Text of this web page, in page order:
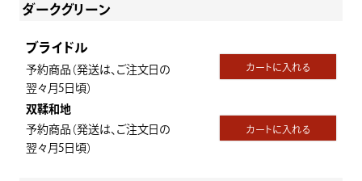
ダークグリーン
ブライドル
予約商品（発送は、ご注文日の
翌々月5日頃）
カートに入れる
双鞣和地
予約商品（発送は、ご注文日の
翌々月5日頃）
カートに入れる